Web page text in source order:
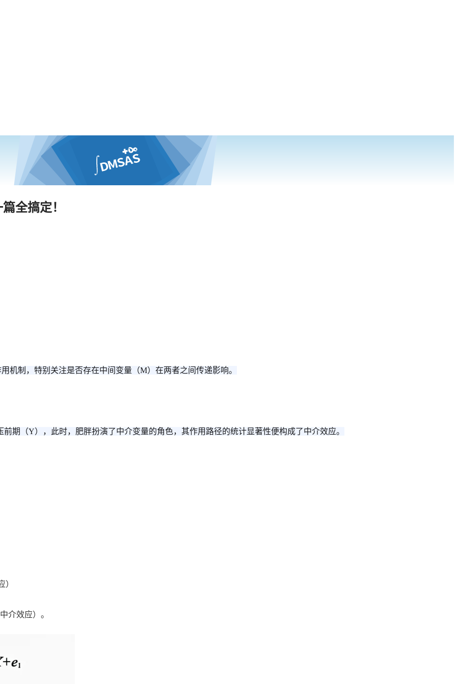
全搞定！
机制，特别关注是否存在中间变量（M）在两者之间传递影响。
期（Y），此时，肥胖扮演了中介变量的角色，其作用路径的统计显著性便构成了中介效应。
）
介效应）。